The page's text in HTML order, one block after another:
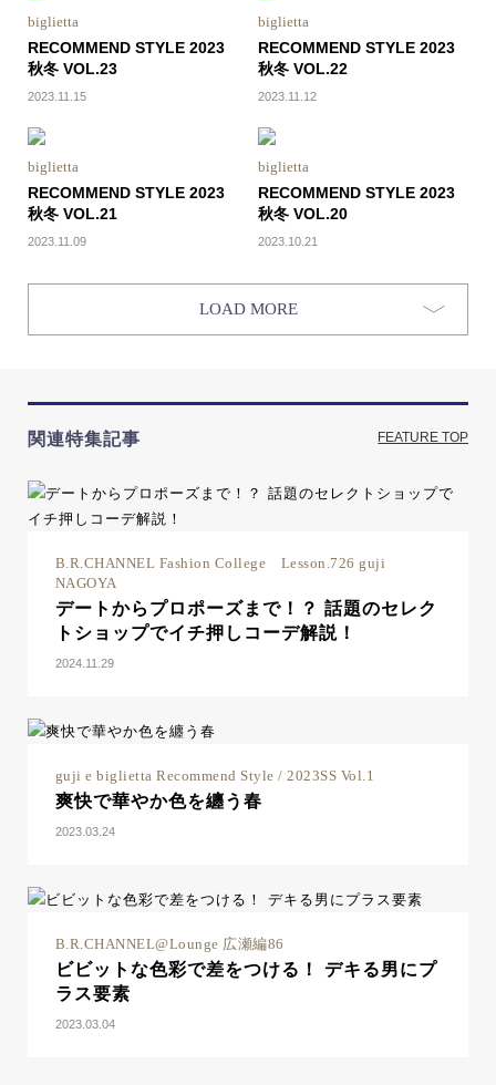
biglietta
RECOMMEND STYLE 2023
秋冬 VOL.23
2023.11.15
biglietta
RECOMMEND STYLE 2023
秋冬 VOL.22
2023.11.12
biglietta
RECOMMEND STYLE 2023
秋冬 VOL.21
2023.11.09
biglietta
RECOMMEND STYLE 2023
秋冬 VOL.20
2023.10.21
LOAD MORE
関連特集記事 FEATURE TOP
B.R.CHANNEL Fashion College Lesson.726 guji
NAGOYA
デートからプロポーズまで！？ 話題のセレク
トショップでイチ押しコーデ解説！
2024.11.29
guji e biglietta Recommend Style / 2023SS Vol.1
爽快で華やか色を纏う春
2023.03.24
B.R.CHANNEL@Lounge 広瀬編86
ビビットな色彩で差をつける！ デキる男にプ
ラス要素
2023.03.04